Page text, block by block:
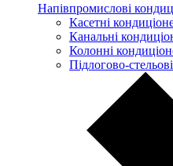
Напівпромислові
Касетні
Канальні
Колонні
Підлогово-